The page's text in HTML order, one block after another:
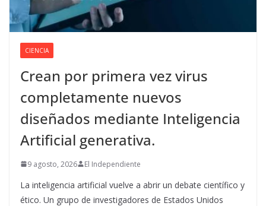
CIENCIA
Crean por primera vez virus
completamente nuevos
diseñados mediante Inteligencia
Artificial generativa.
9 agosto, 2026 El Independiente
La inteligencia artificial vuelve a abrir un debate científico y
ético. Un grupo de investigadores de Estados Unidos